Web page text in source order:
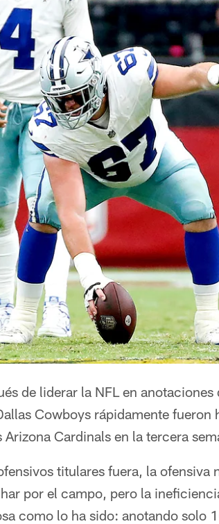
de liderar la NFL en
Cowboys rápidamente fueron
Cardinals en la tercera
titulares fuera, la ofensiva
por el campo, pero la
como lo ha sido: anotando solo